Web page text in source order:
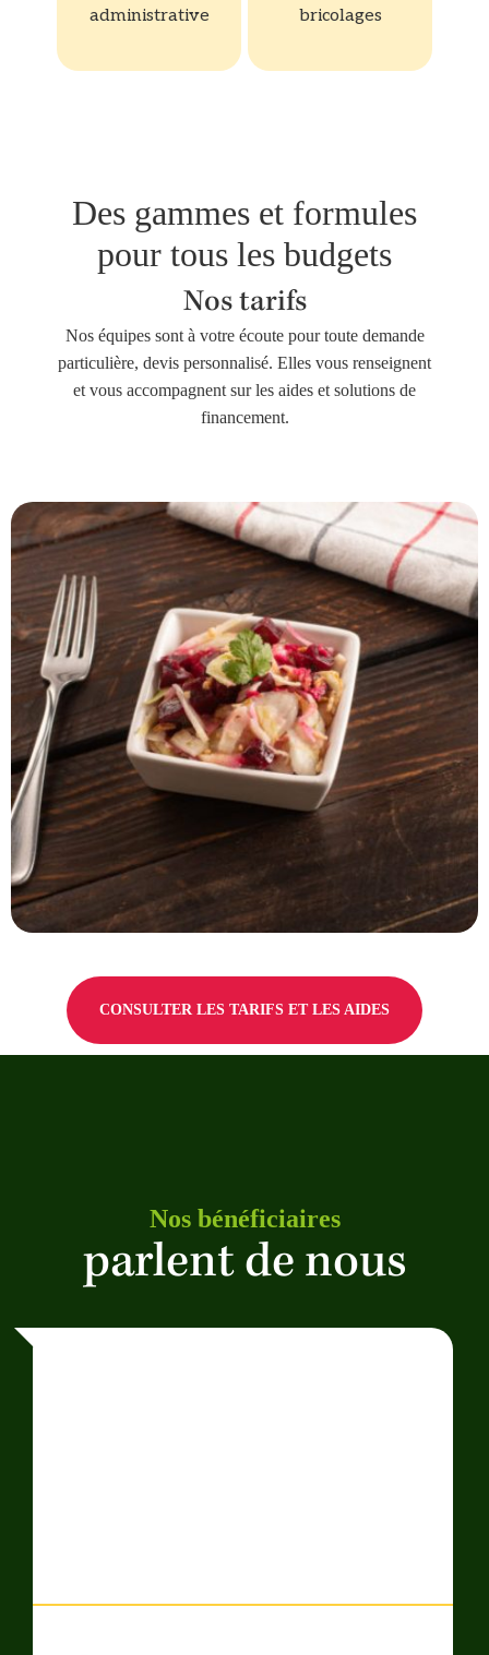
administrative bricolages
CONSULTER LES TARIFS ET LES AIDES
Des gammes et formules
pour tous les budgets
Nos tarifs
Nos équipes sont à votre écoute pour toute demande
particulière, devis personnalisé. Elles vous renseignent
et vous accompagnent sur les aides et solutions de
financement.
Nos bénéficiaires
parlent de nous